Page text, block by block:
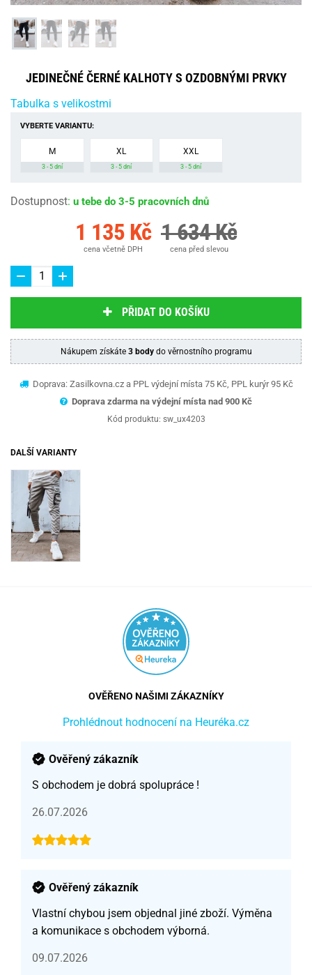
JEDINEČNÉ ČERNÉ KALHOTY S OZDOBNÝMI PRVKY
Tabulka s velikostmi
VYBERTE VARIANTU:
M
3 - 5 dní
XL
3 - 5 dní
XXL
3 - 5 dní
Dostupnost: u tebe do 3-5 pracovních dnů
1 135 Kč
cena včetně DPH
1 634 Kč
cena před slevou
PŘIDAT DO KOŠÍKU
Nákupem získáte 3 bodydo věrnostního programu
Doprava: Zasilkovna.cz a PPL výdejní místa 75 Kč, PPL kurýr 95 Kč
Doprava zdarma na výdejní místa nad 900 Kč
Kód produktu: sw_ux4203
DALŠÍ VARIANTY
OVĚŘENO NAŠIMI ZÁKAZNÍKY
Prohlédnout hodnocení na Heuréka.cz
Ověřený zákazník
S obchodem je dobrá spolupráce !
26.07.2026
Ověřený zákazník
Vlastní chybou jsem objednal jiné zboží. Výměna
a komunikace s obchodem výborná.
09.07.2026